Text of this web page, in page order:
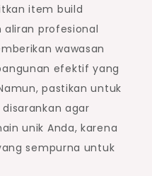
item build
aliran profesional
wawasan
efektif yang
pastikan untuk
agar
unik Anda, karena
sempurna untuk